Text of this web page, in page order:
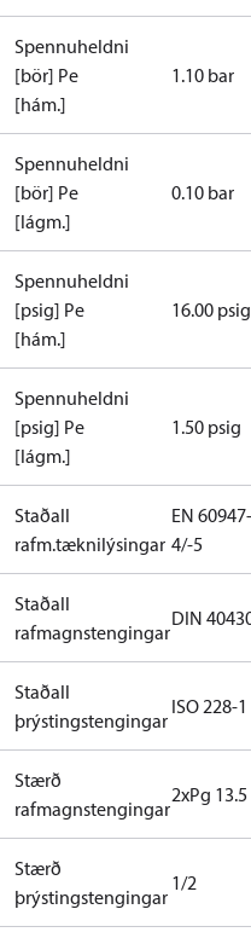
0,2-
2,5
Spennuheldni
[bör] Pe
[hám.]
1.10 bar
Spennuheldni
[bör] Pe
[lágm.]
0.10 bar
Spennuheldni
[psig] Pe
[hám.]
16.00 psig
Spennuheldni
[psig] Pe
[lágm.]
1.50 psig
Staðall
rafm.tæknilýsingar
EN 60947-
4/-5
Staðall
rafmagnstengingar
DIN
Staðall
þrýstingstengingar
ISO 228-1
Stærð
rafmagnstengingar
2xPg 13.5
Stærð
þrýstingstengingar
1/2